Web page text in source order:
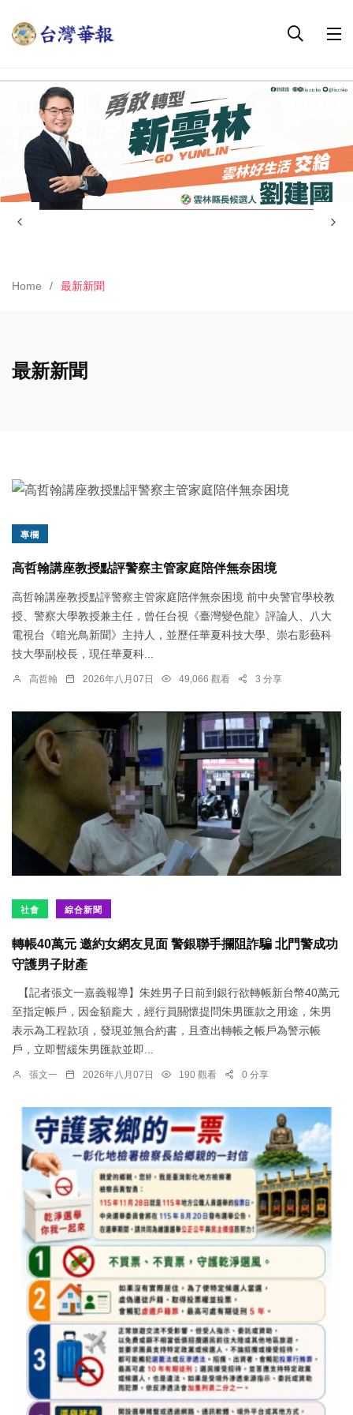
Home 最新新聞
最新新聞
專欄
高哲翰講座教授點評警察主管家庭陪伴無奈困境
高哲翰講座教授點評警察主管家庭陪伴無奈困境 前中央警官學校教
授、警察大學教授兼主任，曾任台視《臺灣變色龍》評論人、八大
電視台《暗光鳥新聞》主持人，並歷任華夏科技大學、崇右影藝科
技大學副校長，現任華夏科...
高哲翰 2026年八月07日 49,066 觀看 3 分享
社會 綜合新聞
轉帳40萬元 邀約女網友見面 警銀聯手攔阻詐騙 北門警成功
守護男子財產
【記者張文一嘉義報導】朱姓男子日前到銀行欲轉帳新台幣40萬元
至指定帳戶，因金額龐大，經行員關懷提問朱男匯款之用途，朱男
表示為工程款項，發現並無合約書，且查出轉帳之帳戶為警示帳
戶，立即暫緩朱男匯款並即...
張文一 2026年八月07日 190 觀看 0 分享